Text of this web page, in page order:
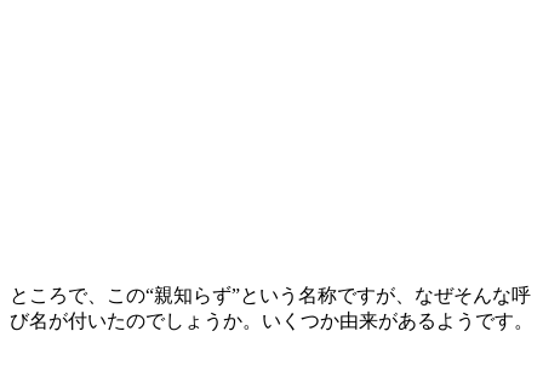
ところで、この“親知らず”という名称ですが、なぜそんな呼
び名が付いたのでしょうか。いくつか由来があるようです。